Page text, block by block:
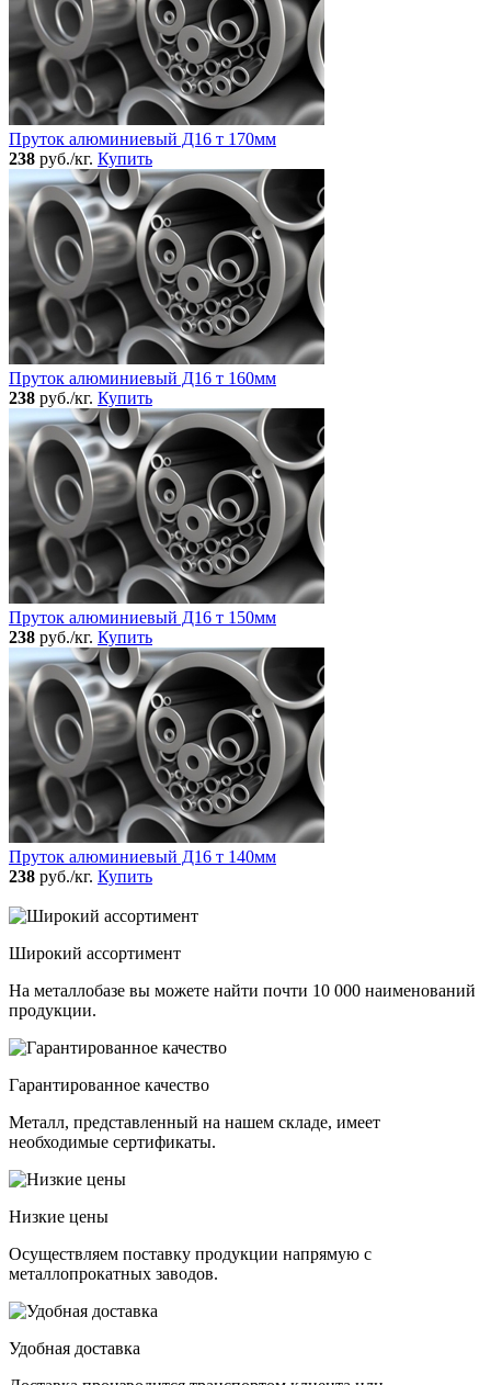
Пруток алюминиевый Д16 т 170мм
238 руб./кг. Купить
Пруток алюминиевый Д16 т 160мм
238 руб./кг. Купить
Пруток алюминиевый Д16 т 150мм
238 руб./кг. Купить
Пруток алюминиевый Д16 т 140мм
238 руб./кг. Купить
Широкий ассортимент
На металлобазе вы можете найти почти 10 000 наименований
продукции.
Гарантированное качество
Металл, представленный на нашем складе, имеет
необходимые сертификаты.
Низкие цены
Осуществляем поставку продукции напрямую с
металлопрокатных заводов.
Удобная доставка